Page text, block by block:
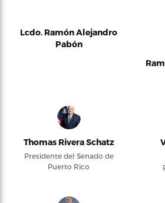
Lcdo. Ramón Alejandro
Pabón
Thomas Rivera Schatz
Presidente del Senado de
Puerto Rico